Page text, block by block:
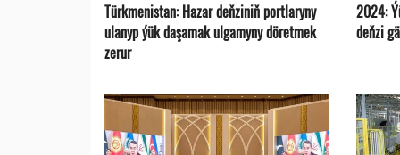
Türkmenistan: Hazar deňziniň portlaryny
ulanyp ýük daşamak ulgamyny döretmek
zerur
2024:
deňzi